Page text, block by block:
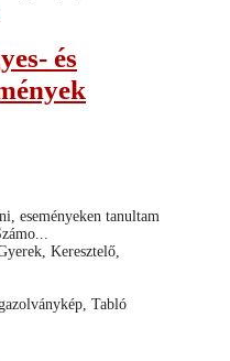
és
eseményeken tanultam
Keresztelő,
Tabló